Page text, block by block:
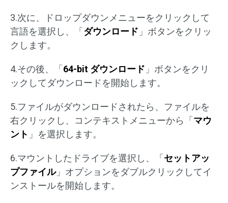
3.次に、ドロップダウンメニューをクリックして
言語を選択し、「 ダウンロード 」ボタンをクリッ
クします。
4.その後、「 64-bit ダウンロード 」ボタンをクリ
ックしてダウンロードを開始します。
5.ファイルがダウンロードされたら、ファイルを
右クリックし、コンテキストメニューから「 マウ
ント 」を選択します。
6.マウントしたドライブを選択し、「 セットアッ
プファイル」オプションをダブルクリックしてイ
ンストールを開始します。